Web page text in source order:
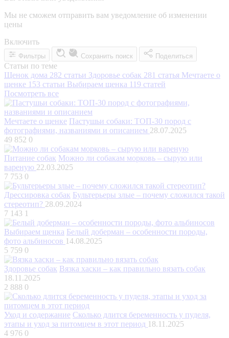
Мы не сможем отправить вам уведомление об изменении
цены
Включить
Фильтры Сохранить поиск Поделиться
Статьи по теме
Щенок дома 282 статьи Здоровье собак 281 статья Мечтаете о
щенке 153 статьи Выбираем щенка 119 статей
Посмотреть все
Мечтаете о щенке Пастушьи собаки: ТОП-30 пород с
фотографиями, названиями и описанием 28.07.2025
49 852 0
Питание собак Можно ли собакам морковь – сырую или
вареную 22.03.2025
7 753 0
Дрессировка собак Бультерьеры злые – почему сложился такой
стереотип? 28.09.2024
7 143 1
Выбираем щенка Белый доберман – особенности породы,
фото альбиносов 14.08.2025
5 759 0
Здоровье собак Вязка хаски – как правильно вязать собак
18.11.2025
2 888 0
Уход и содержание Сколько длится беременность у пуделя,
этапы и уход за питомцем в этот период 18.11.2025
4 976 0